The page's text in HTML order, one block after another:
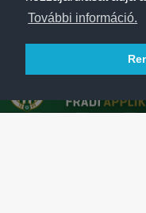
További információ.
A